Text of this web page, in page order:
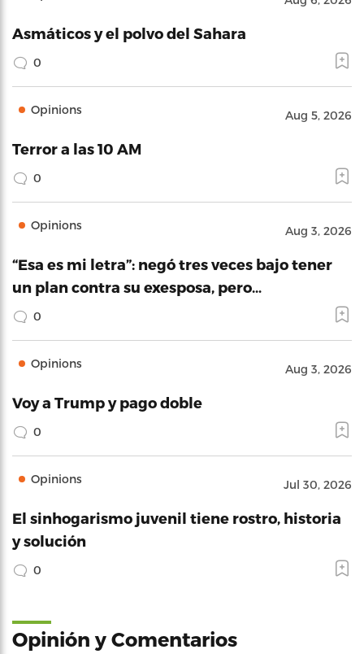
Asmáticos y el polvo del Sahara
0
Opinions Aug 5, 2026
Terror a las 10 AM
0
Opinions Aug 3, 2026
“Esa es mi letra”: negó tres veces bajo tener
un plan contra su exesposa, pero…
0
Opinions Aug 3, 2026
Voy a Trump y pago doble
0
Opinions Jul 30, 2026
El sinhogarismo juvenil tiene rostro, historia
y solución
0
Opinión y Comentarios